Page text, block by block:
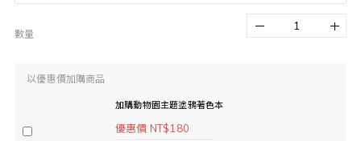
數量
以優惠價加購商品
加購動物園主題塗鴉著色本
優惠價 NT$180